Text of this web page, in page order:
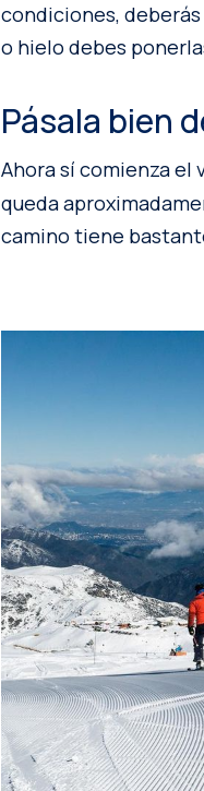
condiciones,
o hielo debes
Pásala bien
Ahora sí comienza el
queda
camino tiene